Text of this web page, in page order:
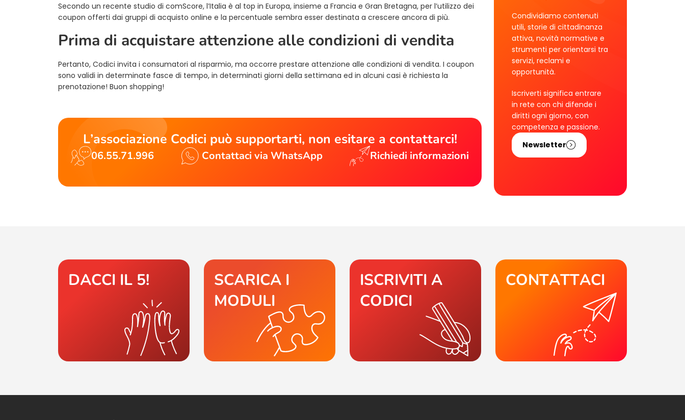
Secondo un recente studio di comScore, l’Italia è al top in Europa, insieme a Francia e Gran Bretagna, per l’utilizzo dei
coupon offerti dai gruppi di acquisto online e la percentuale sembra esser destinata a crescere ancora di più.
Prima di acquistare attenzione alle condizioni di vendita
Pertanto, Codici invita i consumatori al risparmio, ma occorre prestare attenzione alle condizioni di vendita. I coupon
sono validi in determinate fasce di tempo, in determinati giorni della settimana ed in alcuni casi è richiesta la
prenotazione! Buon shopping!
L’associazione Codici può supportarti, non esitare a contattarci!
06.55.71.996 Contattaci via WhatsApp Richiedi informazioni
Condividiamo contenuti
utili, storie di cittadinanza
attiva, novità normative e
strumenti per orientarsi tra
servizi, reclami e
opportunità.
Iscriverti significa entrare
in rete con chi difende i
diritti ogni giorno, con
competenza e passione.
Newsletter
DACCI IL 5!
SCARICA I
MODULI
ISCRIVITI A
CODICI
CONTATTACI